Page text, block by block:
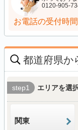
0120-905-
お電話の受付時間
都道府県か
step1 エリアを選
関東